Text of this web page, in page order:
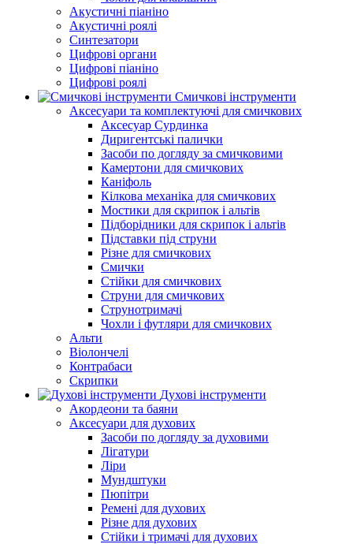
Акустичні піаніно
Акустичні роялі
Синтезатори
Цифрові органи
Цифрові піаніно
Цифрові роялі
Смичкові інструменти
Аксесуари та комплектуючі для смичкових
Аксесуар Сурдинка
Диригентські палички
Засоби по догляду за смичковими
Камертони для смичкових
Каніфоль
Кілкова механіка для смичкових
Мостики для скрипок і альтів
Підборiдники для скрипок і альтів
Підставки під струни
Різне для смичкових
Смички
Стійки для смичкових
Струни для смичкових
Струнотримачі
Чохли і футляри для смичкових
Альти
Віолончелі
Контрабаси
Скрипки
Духові інструменти
Акордеони та баяни
Аксесуари для духових
Засоби по догляду за духовими
Лігатури
Ліри
Мундштуки
Пюпітри
Ремені для духових
Різне для духових
Стійки і тримачі для духових